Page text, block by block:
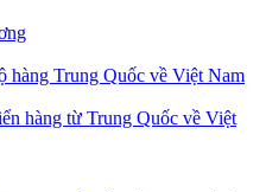
hàng Trung Quốc về Việt Nam
hàng từ Trung Quốc về Việt